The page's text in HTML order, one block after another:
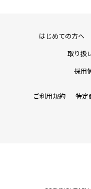
はじめての方へ
取り扱
採用
ご利用規約 特定